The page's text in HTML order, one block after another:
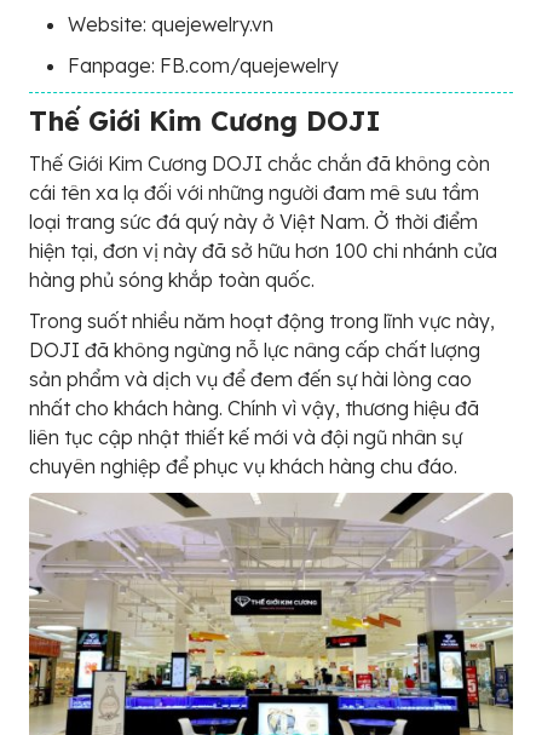
Website: quejewelry.vn
Fanpage: FB.com/quejewelry
Thế Giới Kim Cương DOJI
Thế Giới Kim Cương DOJI chắc chắn đã không còn
cái tên xa lạ đối với những người đam mê sưu tầm
loại trang sức đá quý này ở Việt Nam. Ở thời điểm
hiện tại, đơn vị này đã sở hữu hơn 100 chi nhánh cửa
hàng phủ sóng khắp toàn quốc.
Trong suốt nhiều năm hoạt động trong lĩnh vực này,
DOJI đã không ngừng nỗ lực nâng cấp chất lượng
sản phẩm và dịch vụ để đem đến sự hài lòng cao
nhất cho khách hàng. Chính vì vậy, thương hiệu đã
liên tục cập nhật thiết kế mới và đội ngũ nhân sự
chuyên nghiệp để phục vụ khách hàng chu đáo.